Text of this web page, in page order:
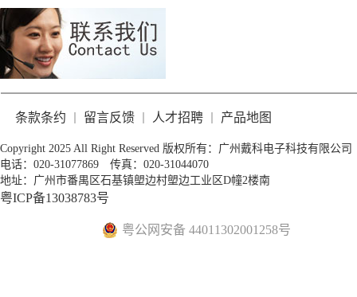
条款条约 留言反馈 人才招聘 产品地图
Copyright 2025 All Right Reserved 版权所有：广州戴科电子科技有限公司
电话：020-31077869 传真：020-31044070
地址：广州市番禺区石基镇塱边村塱边工业区D幢2楼南
粤ICP备13038783号
粤公网安备 44011302001258号